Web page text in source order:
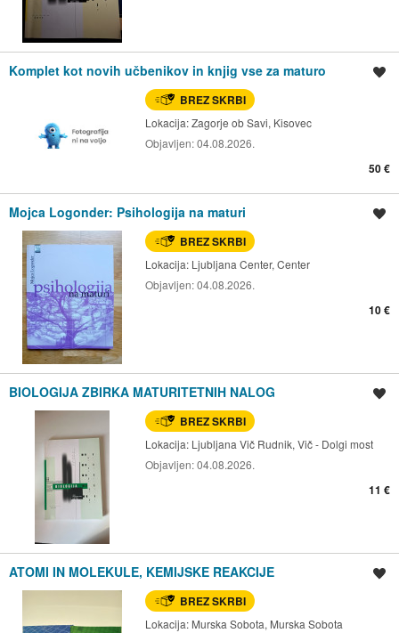
Komplet kot novih učbenikov in knjig vse za maturo
BREZ SKRBI
Lokacija:Zagorje ob Savi, Kisovec
Objavljen:04.08.2026.
50 €
Mojca Logonder: Psihologija na maturi
BREZ SKRBI
Lokacija: Ljubljana Center, Center
Objavljen:04.08.2026.
10 €
BIOLOGIJA ZBIRKA MATURITETNIH NALOG
BREZ SKRBI
Lokacija: Ljubljana Vič Rudnik, Vič - Dolgi most
Objavljen:04.08.2026.
11 €
ATOMI IN MOLEKULE, KEMIJSKE REAKCIJE
BREZ SKRBI
Lokacija: Murska Sobota, Murska Sobota